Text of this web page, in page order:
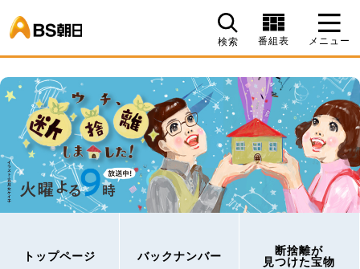
検索 番組表 メニュー
トップページ バックナンバー
断捨離が
見つけた宝物